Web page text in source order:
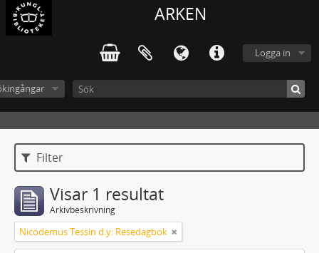
ARKEN
Logga in
Filter
Visar 1 resultat
Arkivbeskrivning
Nicodemus Tessin d.y: Resedagbok